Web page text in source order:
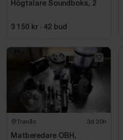
Högtalare Soundboks, 2
3 150 kr · 42 bud
Tranås 3d 20h
Matberedare OBH,